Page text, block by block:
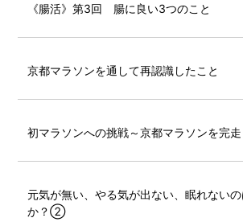
《腸活》第3回 腸に良い3つのこと
京都マラソンを通して再認識したこと
初マラソンへの挑戦～京都マラソンを完走
元気が無い、やる気が出ない、眠れない
か？②